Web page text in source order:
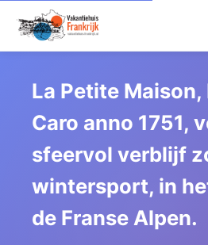
La Petite Maison,
Caro anno 1751,
sfeervol verblijf
wintersport, in
de Franse Alpen.